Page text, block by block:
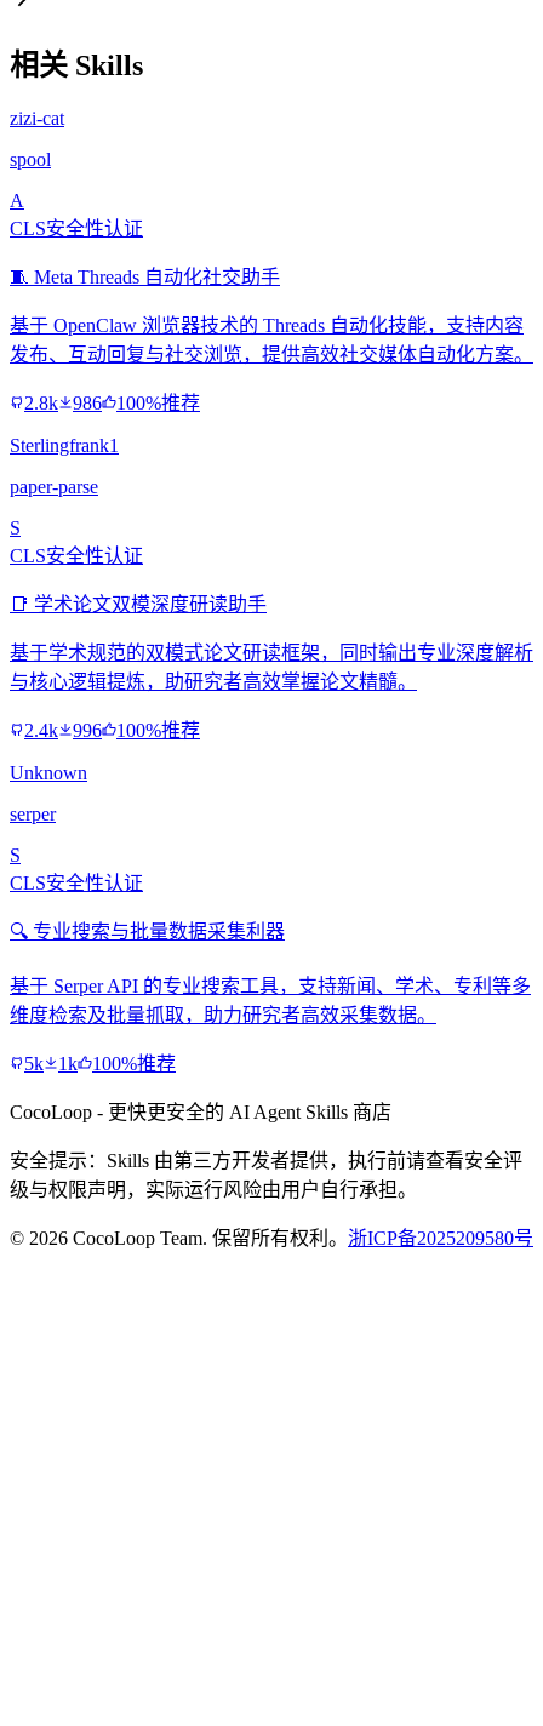
相关 Skills
zizi-cat
spool
A
CLS安全性认证
🧵 Meta Threads 自动化社交助手
基于 OpenClaw 浏览器技术的 Threads 自动化技能，支持内容
发布、互动回复与社交浏览，提供高效社交媒体自动化方案。
2.8k 986 100%推荐
Sterlingfrank1
paper-parse
S
CLS安全性认证
📑 学术论文双模深度研读助手
基于学术规范的双模式论文研读框架，同时输出专业深度解析
与核心逻辑提炼，助研究者高效掌握论文精髓。
2.4k 996 100%推荐
Unknown
serper
S
CLS安全性认证
🔍 专业搜索与批量数据采集利器
基于 Serper API 的专业搜索工具，支持新闻、学术、专利等多
维度检索及批量抓取，助力研究者高效采集数据。
5k 1k 100%推荐
CocoLoop - 更快更安全的 AI Agent Skills 商店
安全提示：Skills 由第三方开发者提供，执行前请查看安全评
级与权限声明，实际运行风险由用户自行承担。
© 2026 CocoLoop Team. 保留所有权利。 浙ICP备2025209580号